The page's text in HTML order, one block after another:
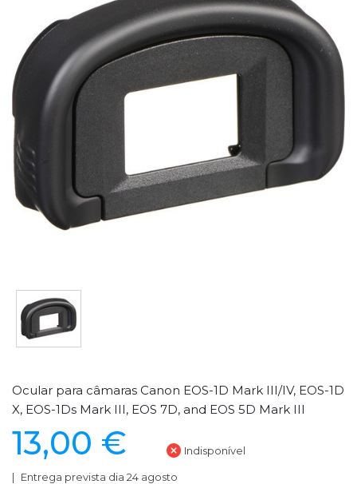
Ocular para câmaras Canon EOS-1D Mark III/IV, EOS-1D
X, EOS-1Ds Mark III, EOS 7D, and EOS 5D Mark III
13,00 € Indisponível
Entrega prevista dia 24 agosto